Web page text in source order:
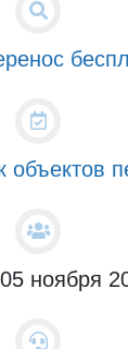
объектов
ноября